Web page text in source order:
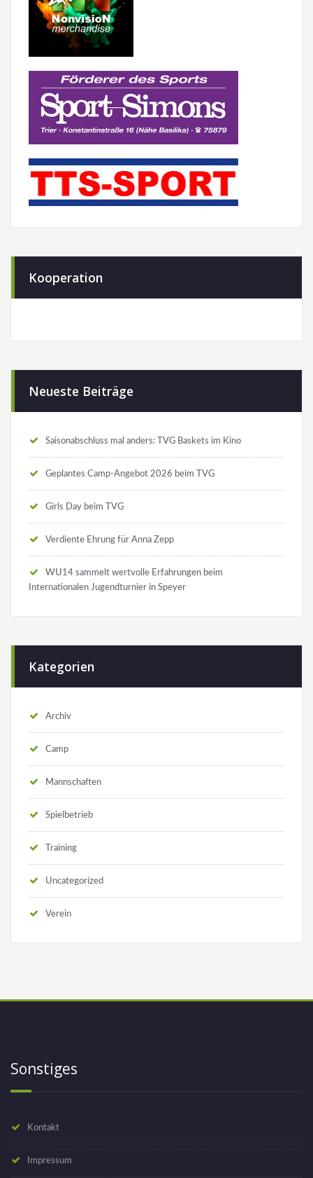
Kooperation
Neueste Beiträge
Saisonabschluss mal anders: TVG Baskets im Kino
Geplantes Camp-Angebot 2026 beim TVG
Girls Day beim TVG
Verdiente Ehrung für Anna Zepp
WU14 sammelt wertvolle Erfahrungen beim
Internationalen Jugendturnier in Speyer
Kategorien
Archiv
Camp
Mannschaften
Spielbetrieb
Training
Uncategorized
Verein
Sonstiges
Kontakt
Impressum